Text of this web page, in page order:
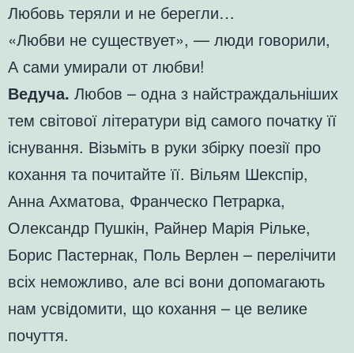
Любовь теряли и не берегли…
«Любви не существует», — люди говорили,
А сами умирали от любви!
Ведуча. Любов – одна з найстраждальніших
тем світової літератури від самого початку її
існування. Візьміть в руки збірку поезії про
кохання та почитайте її. Вільям Шекспір,
Анна Ахматова, Франческо Петрарка,
Олександр Пушкін, Райнер Марія Рільке,
Борис Пастернак, Поль Верлен – перелічити
всіх неможливо, але всі вони допомагають
нам усвідомити, що кохання – це велике
почуття.